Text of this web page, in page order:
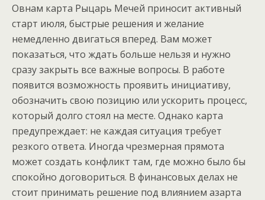
Овнам карта Рыцарь Мечей приносит активный
старт июля, быстрые решения и желание
немедленно двигаться вперед. Вам может
показаться, что ждать больше нельзя и нужно
сразу закрыть все важные вопросы. В работе
появится возможность проявить инициативу,
обозначить свою позицию или ускорить процесс,
который долго стоял на месте. Однако карта
предупреждает: не каждая ситуация требует
резкого ответа. Иногда чрезмерная прямота
может создать конфликт там, где можно было бы
спокойно договориться. В финансовых делах не
стоит принимать решение под влиянием азарта